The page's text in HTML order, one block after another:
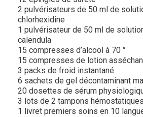
2 pulvérisateurs de 50 ml de
chlorhexidine
1 pulvérisateur de 50 ml de
calendula
15 compresses d’alcool à 70 °
15 compresses de lotion
3 packs de froid instantané
6 sachets de gel décontaminant
20 dosettes de sérum
3 lots de 2 tampons
1 livret premiers soins en 10